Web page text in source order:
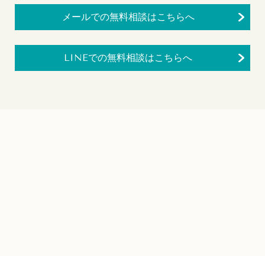
メールでの無料相談はこちらへ
LINEでの無料相談はこちらへ